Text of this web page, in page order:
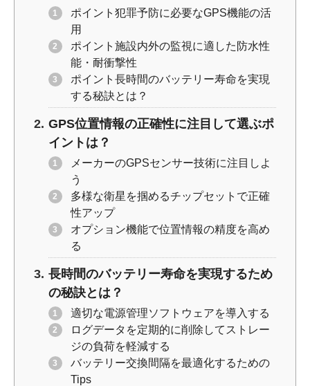
ポイント犯罪予防に必要なGPS機能の活
用
ポイント施設内外の監視に適した防水性
能・耐衝撃性
ポイント長時間のバッテリー寿命を実現
する秘訣とは？
GPS位置情報の正確性に注目して選ぶポ
イントは？
メーカーのGPSセンサー技術に注目しよ
う
多様な衛星を掴めるチップセットで正確
性アップ
オプション機能で位置情報の精度を高め
る
長時間のバッテリー寿命を実現するため
の秘訣とは？
適切な電源管理ソフトウェアを導入する
ログデータを定期的に削除してストレー
ジの負荷を軽減する
バッテリー交換間隔を最適化するための
Tips